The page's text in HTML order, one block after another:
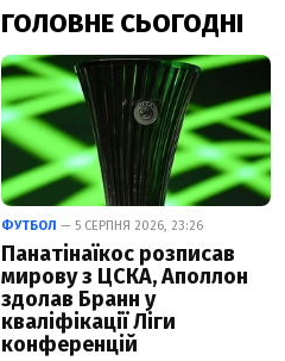
ГОЛОВНЕ СЬОГОДНІ
ФУТБОЛ — 5 СЕРПНЯ 2026, 23:26
Панатінаїкос розписав
мирову з ЦСКА, Аполлон
здолав Бранн у
кваліфікації Ліги
конференцій